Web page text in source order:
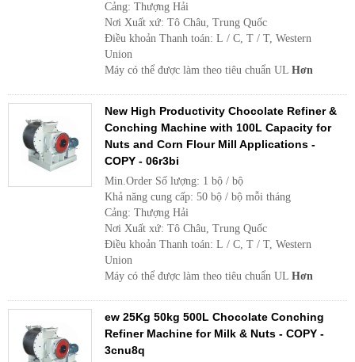
Cảng: Thượng Hải
Nơi Xuất xứ: Tô Châu, Trung Quốc
Điều khoản Thanh toán: L / C, T / T, Western
Union
Máy có thể được làm theo tiêu chuẩn UL Hơn
New High Productivity Chocolate Refiner &
Conching Machine with 100L Capacity for
Nuts and Corn Flour Mill Applications -
COPY - 06r3bi
Min.Order Số lượng: 1 bộ / bộ
Khả năng cung cấp: 50 bộ / bộ mỗi tháng
Cảng: Thượng Hải
Nơi Xuất xứ: Tô Châu, Trung Quốc
Điều khoản Thanh toán: L / C, T / T, Western
Union
Máy có thể được làm theo tiêu chuẩn UL Hơn
ew 25Kg 50kg 500L Chocolate Conching
Refiner Machine for Milk & Nuts - COPY -
3cnu8q